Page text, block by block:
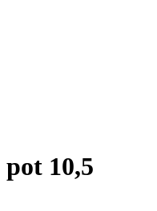
10,5